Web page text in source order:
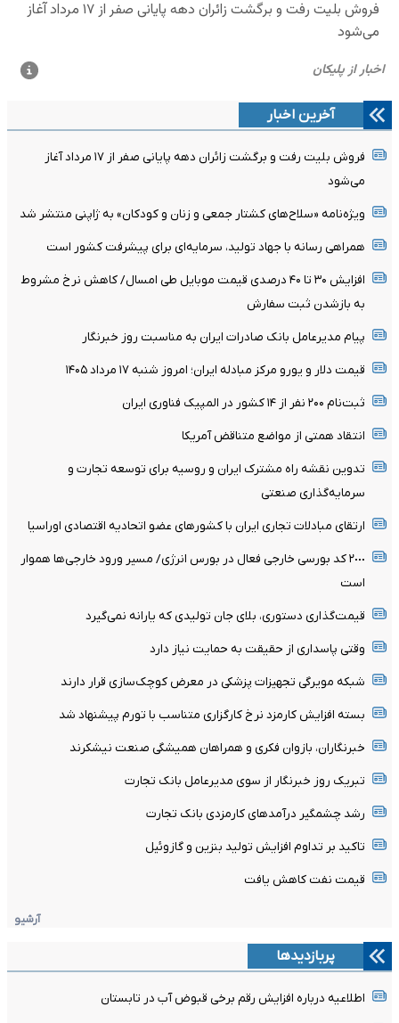
آخرین اخبار
فروش بلیت رفت و برگشت زائران دهه پایانی صفر از ۱۷ مرداد آغاز
می‌شود
ویژه‌نامه «سلاح‌های کشتار جمعی و زنان و کودکان» به ژاپنی منتشر شد
همراهی رسانه با جهاد تولید، سرمایه‌ای برای پیشرفت کشور است
افزایش ۳۰ تا ۴۰ درصدی قیمت موبایل طی امسال/ کاهش نرخ مشروط
به بازشدن ثبت سفارش
پیام مدیرعامل بانک صادرات ایران به مناسبت روز خبرنگار
قیمت دلار و یورو مرکز مبادله ایران؛ امروز شنبه ۱۷ مرداد ۱۴۰۵
ثبت‌نام ۲۰۰ نفر از ۱۴ کشور در المپیک فناوری ایران
انتقاد همتی از مواضع متناقض آمریکا
تدوین نقشه راه مشترک ایران و روسیه برای توسعه تجارت و
سرمایه‌گذاری صنعتی
ارتقای مبادلات تجاری ایران با کشور‌های عضو اتحادیه اقتصادی اوراسیا
٢٠٠٠ کد بورسی خارجی فعال در بورس انرژی/ مسیر ورود خارجی‌ها هموار
است
قیمت‌گذاری دستوری، بلای جان تولیدی که یارانه نمی‌گیرد
وقتی پاسداری از حقیقت به حمایت نیاز دارد
شبکه مویرگی تجهیزات پزشکی در معرض کوچک‌سازی قرار دارند
بسته افزایش کارمزد نرخ کارگزاری متناسب با تورم پیشنهاد شد
خبرنگاران، بازوان فکری و همراهان همیشگی صنعت نیشکرند
تبریک روز خبرنگار از سوی مدیرعامل بانک تجارت
رشد چشمگیر درآمدهای کارمزدی بانک تجارت
تاکید بر تداوم افزایش تولید بنزین و گازوئیل
قیمت نفت کاهش یافت
آرشیو
پربازدیدها
اطلاعیه درباره افزایش رقم برخی قبوض آب در تابستان